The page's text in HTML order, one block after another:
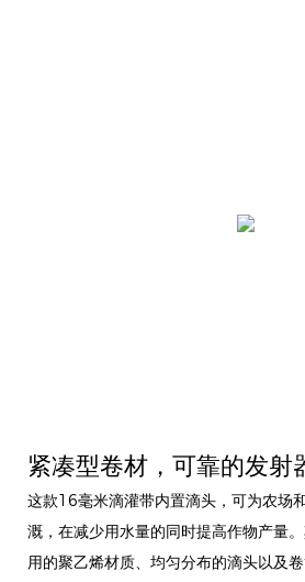
紧凑型卷材，可靠的发射
这款16毫米滴灌带内置滴头，可为农场
溉，在减少用水量的同时提高作物产量
用的聚乙烯材质、均匀分布的滴头以及